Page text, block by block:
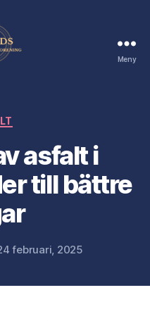
Meny
asfalt i
till bättre
februari, 2025